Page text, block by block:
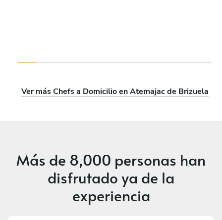
Ver más Chefs a Domicilio en Atemajac de Brizuela
Más de 8,000 personas han
disfrutado ya de la
experiencia